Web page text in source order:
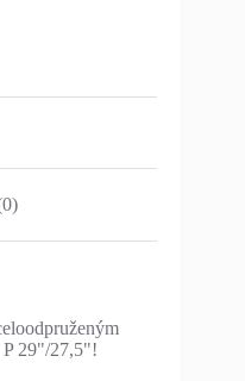
29"/27,5"!